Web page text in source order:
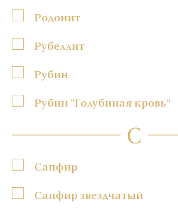
Родонит
Рубеллит
Рубин
Рубин "Голубиная кровь"
С
Сапфир
Сапфир звездчатый